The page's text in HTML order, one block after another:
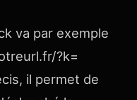
va par exemple
?k=
il permet de